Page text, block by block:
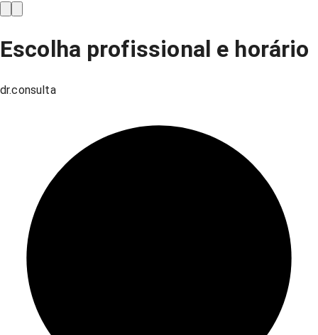
Escolha profissional e horário
dr.consulta